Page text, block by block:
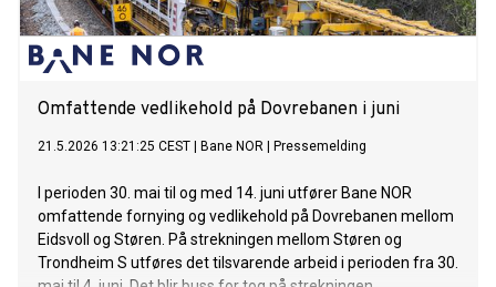
Omfattende vedlikehold på Dovrebanen i juni
21.5.2026 13:21:25 CEST Bane NOR Pressemelding
I perioden 30. mai til og med 14. juni utfører Bane NOR
omfattende fornying og vedlikehold på Dovrebanen mellom
Eidsvoll og Støren. På strekningen mellom Støren og
Trondheim S utføres det tilsvarende arbeid i perioden fra 30.